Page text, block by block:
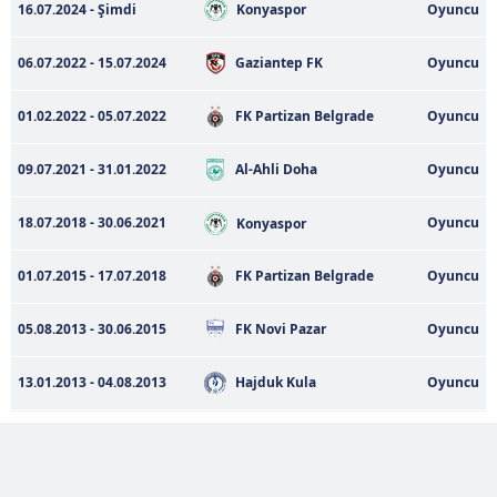
Sizlere daha iyi bir hizmet sunabilmek için İnternet
Sitemizde kendimize ve üçüncü kişilere ait çerezler
kullanılmaktadır. Bu çerezler vasıtasıyla çeşitli kişisel
verileriniz işlenmekte olup gerekli olan çerezler bilgi
toplumu hizmetlerinin sunulması amacıyla
kullanılmaktadır. Diğer çerezler, sitemizin daha işlevsel
kılınması ve kişiselleştirilmesi ve sizlere yönelik
reklam/pazarlama faaliyetlerinin yapılması, amaçlarıyla
sınırlı olarak açık rızanız dahilinde kullanılacaktır.
vasıtasıyla belirleyebilirsiniz. Çerezlere ilişkin detaylı bilgi
için Ayarlar butonuna tıklayabilir,
16.07.2024 - Şimdi Konyaspor Oyuncu
06.07.2022 - 15.07.2024 Gaziantep FK Oyuncu
01.02.2022 - 05.07.2022 FK Partizan Belgrade Oyuncu
09.07.2021 - 31.01.2022 Al-Ahli Doha Oyuncu
18.07.2018 - 30.06.2021 Konyaspor Oyuncu
01.07.2015 - 17.07.2018 FK Partizan Belgrade Oyuncu
05.08.2013 - 30.06.2015 FK Novi Pazar Oyuncu
13.01.2013 - 04.08.2013 Hajduk Kula Oyuncu